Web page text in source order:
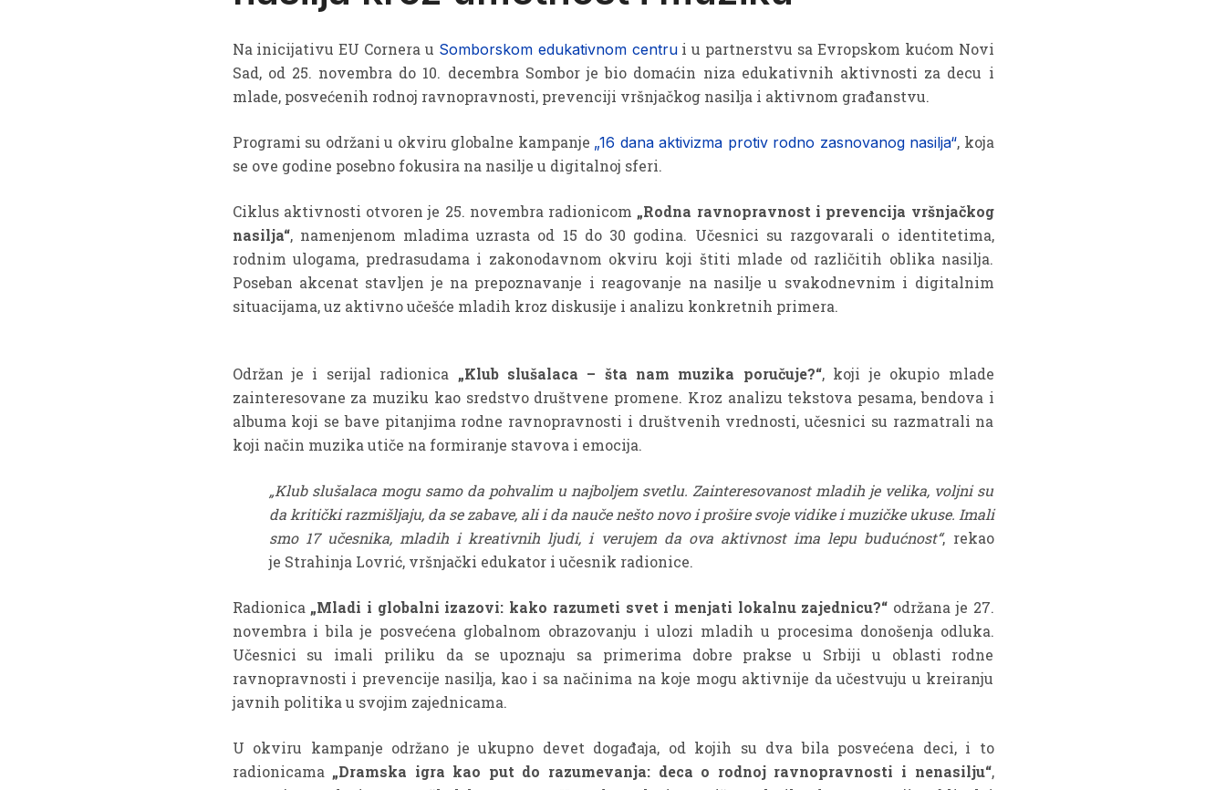
Na inicijativu EU Cornera u Somborskom edukativnom centrui u partnerstvu sa Evropskom kućom Novi
Sad, od 25. novembra do 10. decembra Sombor je bio domaćin niza edukativnih aktivnosti za decu i
mlade, posvećenih rodnoj ravnopravnosti, prevenciji vršnjačkog nasilja i aktivnom građanstvu.
Programi su održani u okviru globalne kampanje „16 dana aktivizma protiv rodno zasnovanog nasilja“, koja
se ove godine posebno fokusira na nasilje u digitalnoj sferi.
Ciklus aktivnosti otvoren je 25. novembra radionicom „Rodna ravnopravnost i prevencija vršnjačkog
nasilja“, namenjenom mladima uzrasta od 15 do 30 godina. Učesnici su razgovarali o identitetima,
rodnim ulogama, predrasudama i zakonodavnom okviru koji štiti mlade od različitih oblika nasilja.
Poseban akcenat stavljen je na prepoznavanje i reagovanje na nasilje u svakodnevnim i digitalnim
situacijama, uz aktivno učešće mladih kroz diskusije i analizu konkretnih primera.
Održan je i serijal radionica „Klub slušalaca – šta nam muzika poručuje?“, koji je okupio mlade
zainteresovane za muziku kao sredstvo društvene promene. Kroz analizu tekstova pesama, bendova i
albuma koji se bave pitanjima rodne ravnopravnosti i društvenih vrednosti, učesnici su razmatrali na
koji način muzika utiče na formiranje stavova i emocija.
„Klub slušalaca mogu samo da pohvalim u najboljem svetlu. Zainteresovanost mladih je velika, voljni su
da kritički razmišljaju, da se zabave, ali i da nauče nešto novo i prošire svoje vidike i muzičke ukuse. Imali
smo 17 učesnika, mladih i kreativnih ljudi, i verujem da ova aktivnost ima lepu budućnost“, rekao
je Strahinja Lovrić, vršnjački edukator i učesnik radionice.
Radionica „Mladi i globalni izazovi: kako razumeti svet i menjati lokalnu zajednicu?“ održana je 27.
novembra i bila je posvećena globalnom obrazovanju i ulozi mladih u procesima donošenja odluka.
Učesnici su imali priliku da se upoznaju sa primerima dobre prakse u Srbiji u oblasti rodne
ravnopravnosti i prevencije nasilja, kao i sa načinima na koje mogu aktivnije da učestvuju u kreiranju
javnih politika u svojim zajednicama.
U okviru kampanje održano je ukupno devet događaja, od kojih su dva bila posvećena deci, i to
radionicama „Dramska igra kao put do razumevanja: deca o rodnoj ravnopravnosti i nenasilju“,